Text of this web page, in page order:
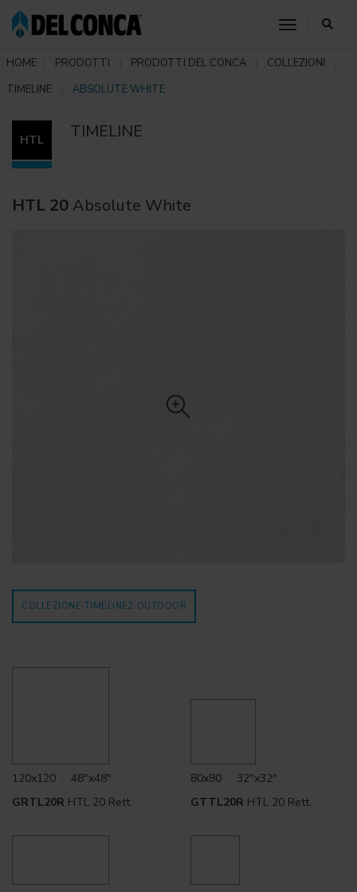
toggle
HOME PRODOTTI PRODOTTI DEL CONCA
COLLEZIONI
TIMELINE
ABSOLUTE WHITE
HTL TIMELINE
HTL 20 Absolute White
COLLEZIONE TIMELINE2 OUTDOOR
120x120 . 48"x48"
GRTL20R HTL 20 Rett.
80x80 . 32"x32"
GTTL20R HTL 20 Rett.